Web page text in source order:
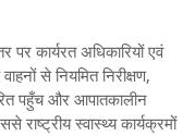
कार्यरत अधिकारियों एवं
से नियमित निरीक्षण,
पहुँच और आपातकालीन
राष्ट्रीय स्वास्थ्य कार्यक्रमों